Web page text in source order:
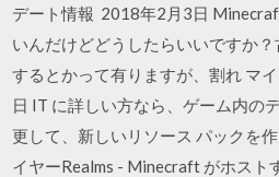
デート情報 2018年2月3日
いんだけどどうしたらいいですか？
するとかって有りますが、割れ マ
日 IT に詳しい方なら、ゲーム内の
更して、新しいリソース パックを
イヤーRealms - Minecraft がホスト